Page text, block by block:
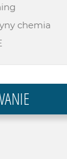
chemia